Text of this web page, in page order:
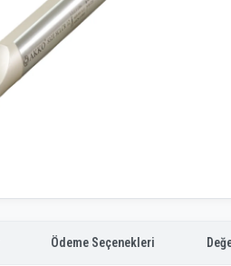
Ödeme Seçenekleri